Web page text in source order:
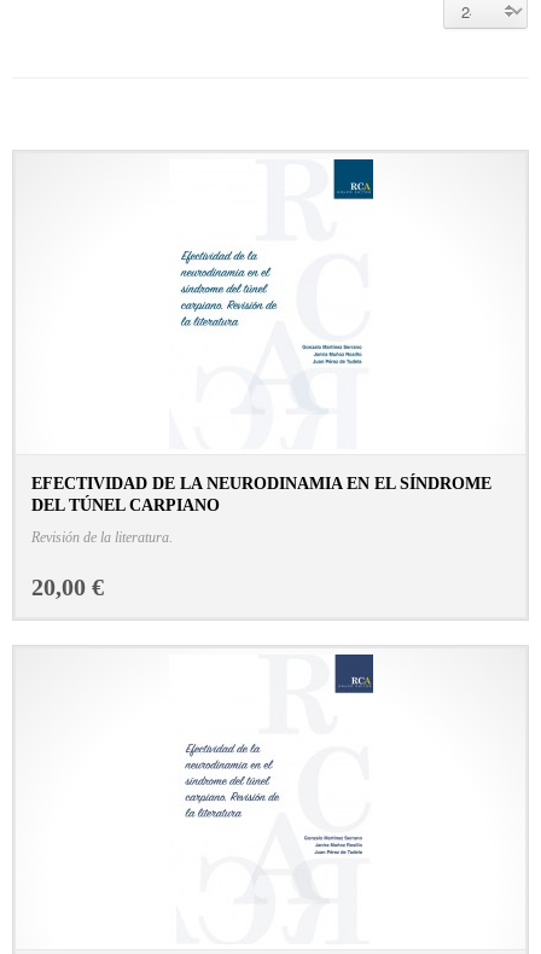
EFECTIVIDAD DE LA NEURODINAMIA EN EL SÍNDROME
DEL TÚNEL CARPIANO
Revisión de la literatura.
20,00 €